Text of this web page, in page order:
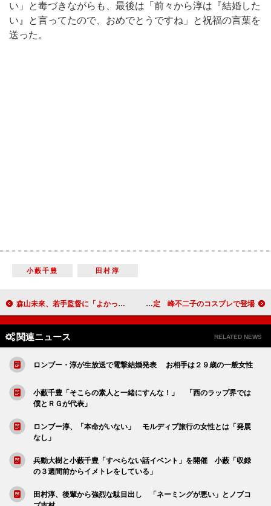
い」と毒づきながらも、最後は「前々から淳は『結婚した
い』と言ってたので、おめでとうですね」と祝福の言葉を
送った。
小藪千豊 田村淳
森山未來、若手監督に「よかったら出して」 「ＰＦＦアワード２０１３」で審査員 秋元才加、じゃんけん大会“八百長疑惑”を否定 峰不二子のコスプレで登場
関連ニュース RELATED NEWS
ロンブー・淳が生放送で電撃結婚発表 お相手は２９歳の一般女性
小藪千豊「そこらの素人と一緒にすんな！」 「西のラップ界では
僕とＲＧが代表」
ロンブー淳、「本命がいない」 モルディブ旅行の女性とは「発展
なし」
兵動大樹と小藪千豊「すべらない話イベント」を開催 小藪「収録
の３週間前からイメトレをしている」
田村淳、後輩から強烈な駄目出し 「ネーミングが悪い」とノブコ